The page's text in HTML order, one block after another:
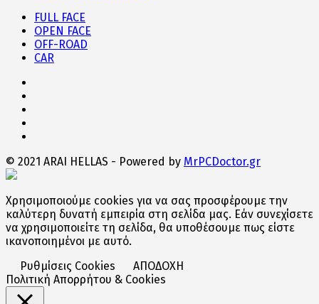
FULL FACE
OPEN FACE
OFF-ROAD
CAR
© 2021 ARAI HELLAS - Powered by MrPCDoctor.gr
Χρησιμοποιούμε cookies για να σας προσφέρουμε την
καλύτερη δυνατή εμπειρία στη σελίδα μας. Εάν συνεχίσετε
να χρησιμοποιείτε τη σελίδα, θα υποθέσουμε πως είστε
ικανοποιημένοι με αυτό.
Ρυθμίσεις Cookies
ΑΠΟΔΟΧΗ
Πολιτική Απορρήτου & Cookies